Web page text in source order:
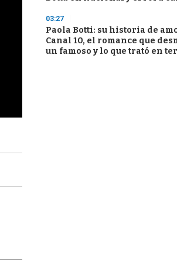
03:27
Paola Botti: su historia de
Canal 10, el romance que
un famoso y lo que trató en